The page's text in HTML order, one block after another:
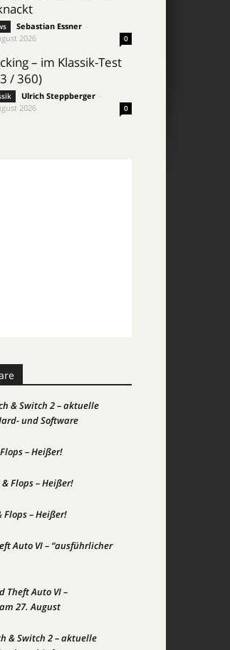
Sebastian Essner
2026
0
– im Klassik-Test
/ 360)
Ulrich Steppberger
2026
0
& Switch 2 – aktuelle
und Software
– Heißer!
& Flops – Heißer!
Flops – Heißer!
Auto VI – “ausführlicher
Theft Auto VI –
27. August
& Switch 2 – aktuelle